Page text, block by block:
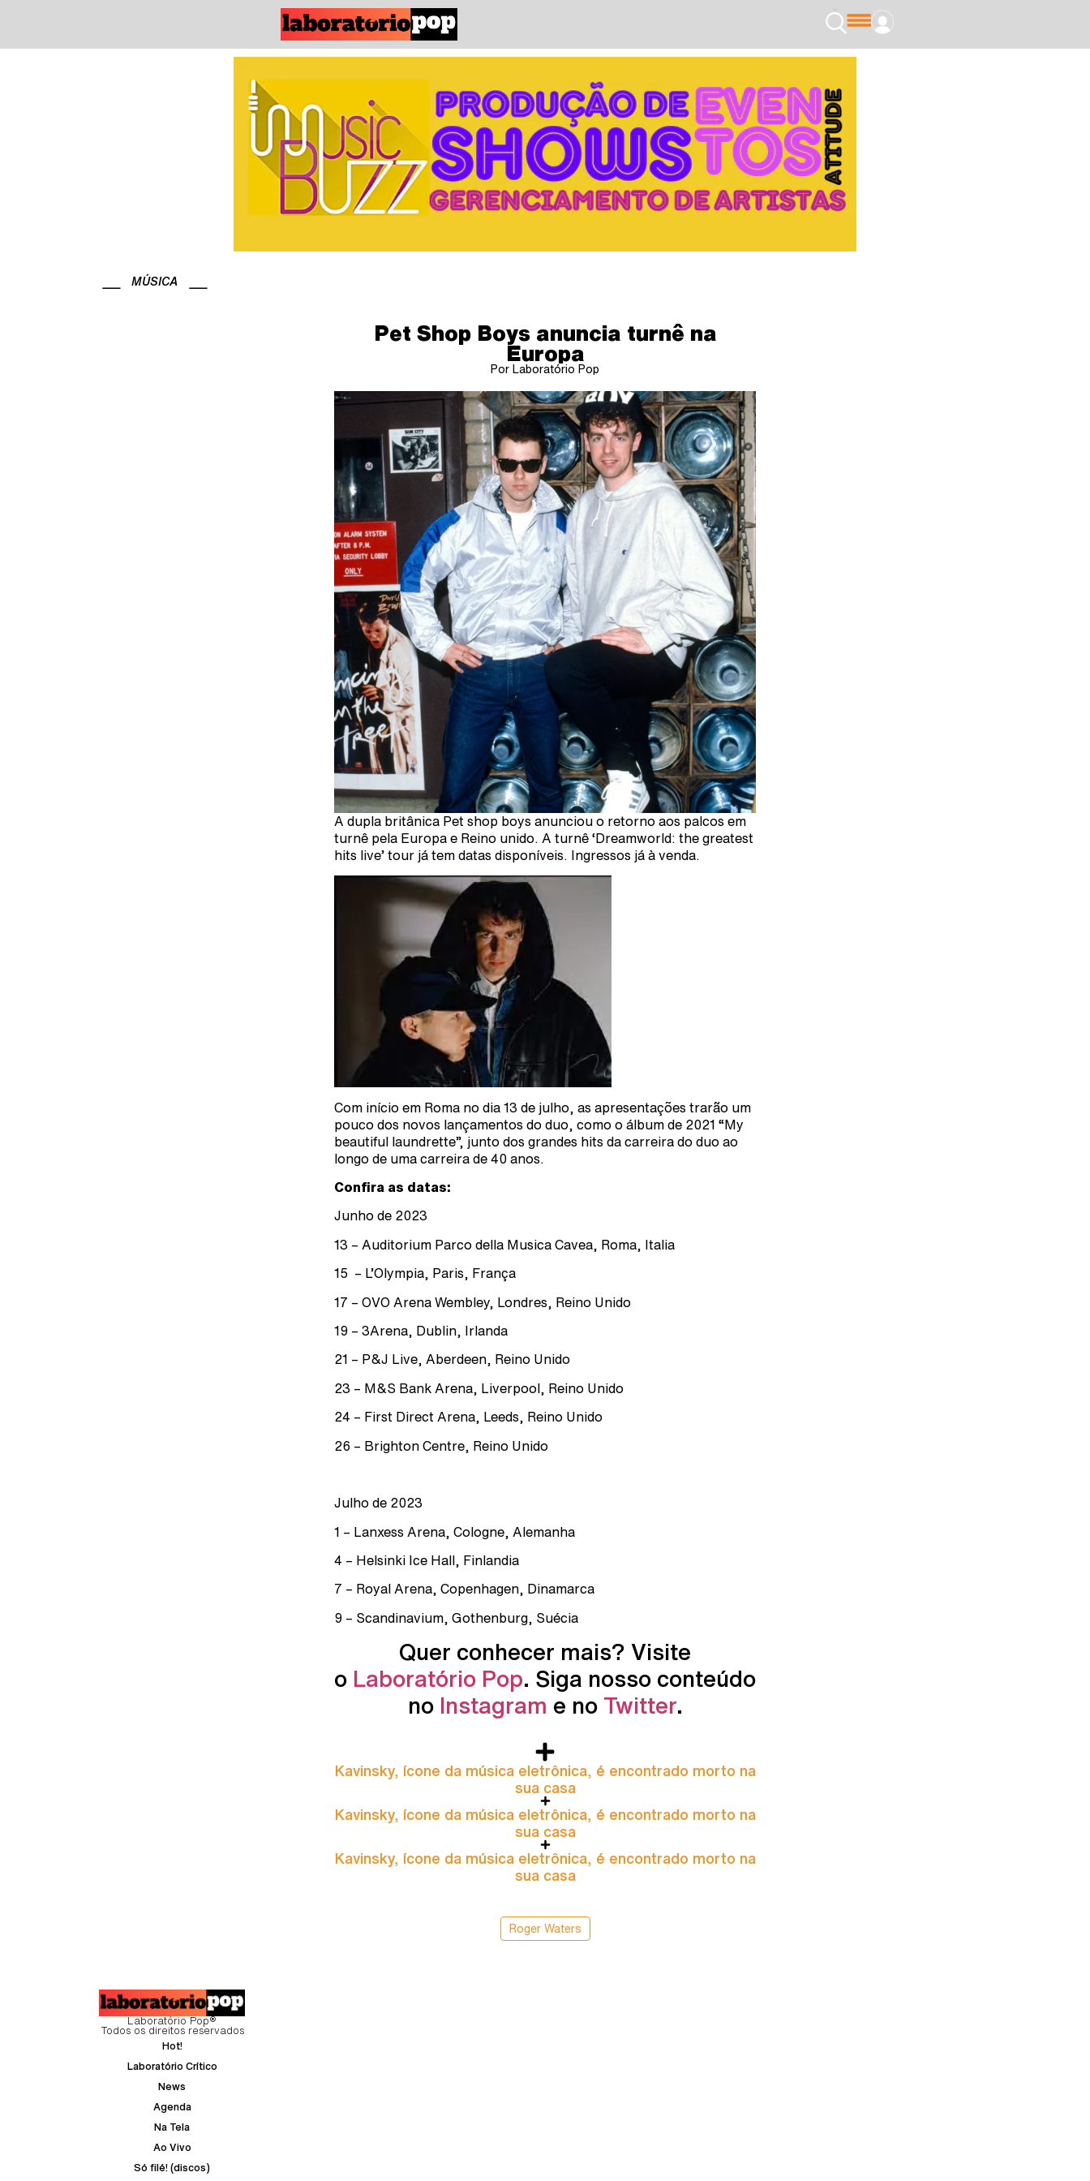
MÚSICA
Pet Shop Boys anuncia turnê na
Europa
Por Laboratório Pop
A dupla britânica Pet shop boys anunciou o retorno aos palcos em
turnê pela Europa e Reino unido. A turnê ‘Dreamworld: the greatest
hits live’ tour já tem datas disponíveis.
Ingressos já à venda.
Com início em Roma no dia 13 de julho, as apresentações trarão um
pouco dos novos lançamentos do duo, como o álbum de 2021 “My
beautiful laundrette”, junto dos grandes hits da carreira do duo ao
longo de uma carreira de 40 anos.
Confira as datas:
Junho de 2023
13 – Auditorium Parco della Musica Cavea, Roma, Italia
15 – L’Olympia, Paris, França
17 – OVO Arena Wembley, Londres, Reino Unido
19 – 3Arena, Dublin, Irlanda
21 – P&J Live, Aberdeen, Reino Unido
23 – M&S Bank Arena, Liverpool, Reino Unido
24 – First Direct Arena, Leeds, Reino Unido
26 – Brighton Centre, Reino Unido
Julho de 2023
1 – Lanxess Arena, Cologne, Alemanha
4 – Helsinki Ice Hall, Finlandia
7 – Royal Arena, Copenhagen, Dinamarca
9 – Scandinavium, Gothenburg, Suécia
Quer conhecer mais? Visite
o Laboratório Pop. Siga nosso conteúdo
no Instagram e no Twitter.
Kavinsky, ícone da música eletrônica, é encontrado morto na
sua casa
Kavinsky, ícone da música eletrônica, é encontrado morto na
sua casa
Kavinsky, ícone da música eletrônica, é encontrado morto na
sua casa
Roger Waters
Laboratório Pop®
Todos os direitos reservados
Hot!
Laboratório Crítico
News
Agenda
Na Tela
Ao Vivo
Só filé! (discos)